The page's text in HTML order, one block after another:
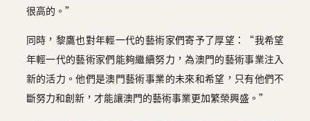
很高的。”
同時，黎鷹也對年輕一代的藝術家們寄予了厚望：“我希望
年輕一代的藝術家們能夠繼續努力，為澳門的藝術事業注入
新的活力。他們是澳門藝術事業的未來和希望，只有他們不
斷努力和創新，才能讓澳門的藝術事業更加繁榮興盛。”